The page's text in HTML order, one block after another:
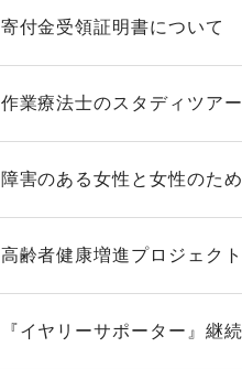
寄付金受領証明書について
作業療法士のスタディツア
障害のある女性と女性のた
高齢者健康増進プロジェク
『イヤリーサポーター』継